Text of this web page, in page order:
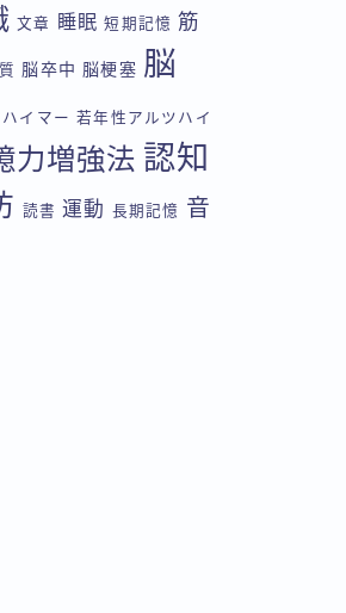
文章 睡眠 短期記憶 筋
脳卒中 脳梗塞 脳
イマー 若年性アルツハイ
力増強法 認知
読書 運動 長期記憶
音